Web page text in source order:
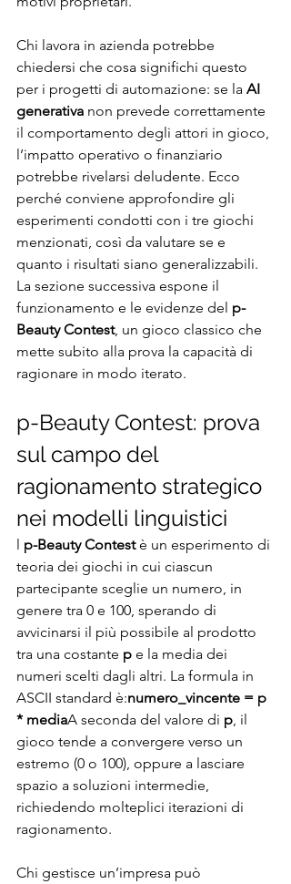
Chi lavora in azienda potrebbe
chiedersi che cosa significhi questo
per i progetti di automazione: se la AI
generativa non prevede correttamente
il comportamento degli attori in gioco,
l’impatto operativo o finanziario
potrebbe rivelarsi deludente. Ecco
perché conviene approfondire gli
esperimenti condotti con i tre giochi
menzionati, così da valutare se e
quanto i risultati siano generalizzabili.
La sezione successiva espone il
funzionamento e le evidenze del p-
Beauty Contest, un gioco classico che
mette subito alla prova la capacità di
ragionare in modo iterato.
p-Beauty Contest: prova
sul campo del
ragionamento strategico
nei modelli linguistici
l p-Beauty Contest è un esperimento di
teoria dei giochi in cui ciascun
partecipante sceglie un numero, in
genere tra 0 e 100, sperando di
avvicinarsi il più possibile al prodotto
tra una costante p e la media dei
numeri scelti dagli altri. La formula in
ASCII standard è:numero_vincente = p
* mediaA seconda del valore di p , il
gioco tende a convergere verso un
estremo (0 o 100), oppure a lasciare
spazio a soluzioni intermedie,
richiedendo molteplici iterazioni di
ragionamento.
Chi gestisce un’impresa può